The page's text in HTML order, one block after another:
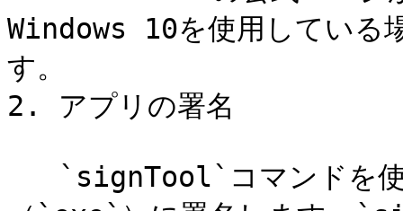
Windows 10を使用している
す。
2. アプリの署名